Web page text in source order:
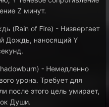
Z минут.
(Rain of Fire) - Низвергает
Дождь, наносящий Y
- Немедленно
урона. Требует для
после этого цель умирает,
Души.